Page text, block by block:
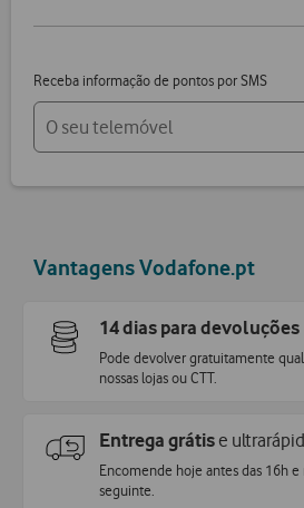
Receba informação de pontos por SMS
Vantagens Vodafone.pt
14 dias para devoluções
Pode devolver gratuitamente
nossas lojas ou CTT.
Entrega grátis e
Encomende hoje antes das 16h
seguinte